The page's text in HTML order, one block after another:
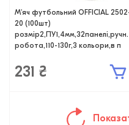
М'яч футбольний OFFICIAL
20 (100шт)
розмір2,ПУ1,4мм,32панелі,ручн.
робота,110-130г,3 кольори,в п
231 ₴